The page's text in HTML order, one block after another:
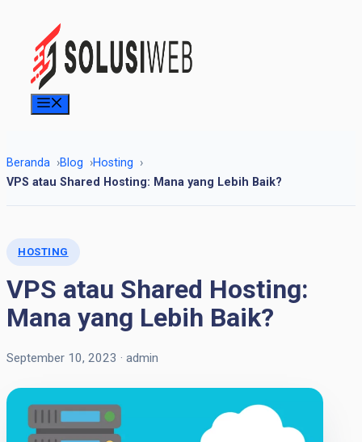
content
Beranda Blog
Hosting
VPS atau Shared Hosting: Mana yang Lebih Baik?
HOSTING
VPS atau Shared Hosting:
Mana yang Lebih Baik?
September 10, 2023 · admin